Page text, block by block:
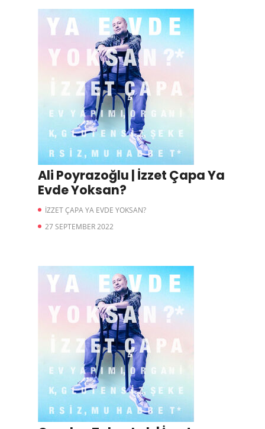
Ali Poyrazoğlu | İzzet Çapa Ya
Evde Yoksan?
İZZET ÇAPA YA EVDE YOKSAN?
27 SEPTEMBER 2022